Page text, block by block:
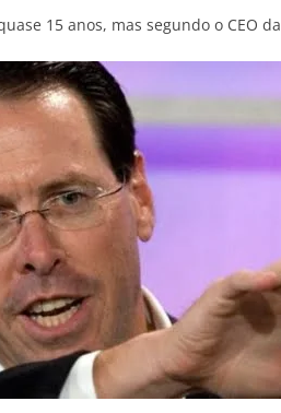
15 anos, mas segundo o CEO